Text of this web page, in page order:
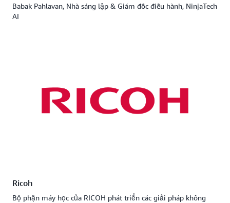
Babak Pahlavan, Nhà sáng lập & Giám đốc điều hành, NinjaTech
AI
Ricoh
Bộ phận máy học của RICOH phát triển các giải pháp không